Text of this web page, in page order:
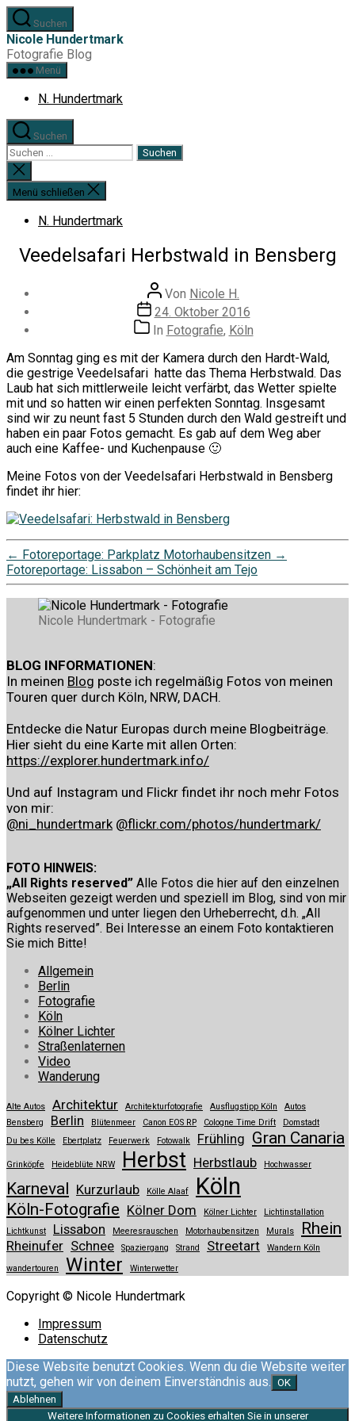
Zum
Inhalt
springen
Suchen
Nicole Hundertmark
Fotografie Blog
Menü
N. Hundertmark
Suchen
Suchen
nach:
Suche
schließen
Menü schließen
N. Hundertmark
Veedelsafari Herbstwald in Bensberg
Beitragsautor
Von Nicole H.
Veröffentlichungsdatum
24. Oktober 2016
Kategorien
In Fotografie, Köln
Am Sonntag ging es mit der Kamera durch den Hardt-Wald,
die gestrige Veedelsafari hatte das Thema Herbstwald. Das
Laub hat sich mittlerweile leicht verfärbt, das Wetter spielte
mit und so hatten wir einen perfekten Sonntag. Insgesamt
sind wir zu neunt fast 5 Stunden durch den Wald gestreift und
haben ein paar Fotos gemacht. Es gab auf dem Weg aber
auch eine Kaffee- und Kuchenpause 🙂
Meine Fotos von der Veedelsafari Herbstwald in Bensberg
findet ihr hier:
← Fotoreportage: Parkplatz Motorhaubensitzen →
Fotoreportage: Lissabon – Schönheit am Tejo
Nicole Hundertmark - Fotografie
BLOG INFORMATIONEN:
In meinen Blog poste ich regelmäßig Fotos von meinen
Touren quer durch Köln, NRW, DACH.
Entdecke die Natur Europas durch meine Blogbeiträge.
Hier sieht du eine Karte mit allen Orten:
https://explorer.hundertmark.info/
Und auf Instagram und Flickr findet ihr noch mehr Fotos
von mir:
@ni_hundertmark @flickr.com/photos/hundertmark/
FOTO HINWEIS:
„All Rights reserved” Alle Fotos die hier auf den einzelnen
Webseiten gezeigt werden und speziell im Blog, sind von mir
aufgenommen und unter liegen den Urheberrecht, d.h. „All
Rights reserved”. Bei Interesse an einem Foto kontaktieren
Sie mich Bitte!
Allgemein
Berlin
Fotografie
Köln
Kölner Lichter
Straßenlaternen
Video
Wanderung
Alte Autos Architektur Architekturfotografie Ausflugstipp Köln
Autos
Bensberg
Berlin Blütenmeer Canon EOS RP Cologne Time Drift
Domstadt
Du bes Kölle
Ebertplatz Feuerwerk Fotowalk Frühling Gran Canaria
Grinköpfe Heideblüte NRW Herbst Herbstlaub Hochwasser
Karneval Kurzurlaub Kölle Alaaf Köln
Köln-Fotografie Kölner Dom Kölner Lichter
Lichtinstallation
Lichtkunst
Lissabon Meeresrauschen Motorhaubensitzen Murals Rhein
Rheinufer Schnee Spaziergang Strand Streetart
Wandern Köln
wandertouren
Winter Winterwetter
Copyright © Nicole Hundertmark
Impressum
Datenschutz
Diese Website benutzt Cookies. Wenn du die Website weiter
nutzt, gehen wir von deinem Einverständnis aus. OK
Ablehnen
Weitere Informationen zu Cookies erhalten Sie in unserer